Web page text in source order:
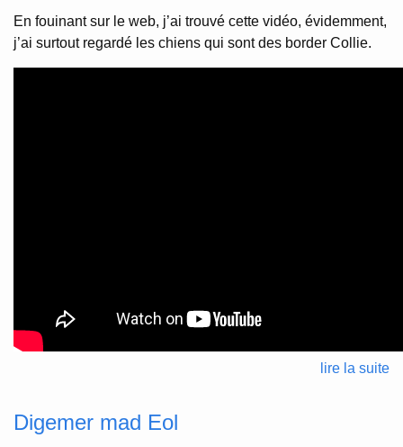
En fouinant sur le web, j’ai trouvé cette vidéo, évidemment,
j’ai surtout regardé les chiens qui sont des border Collie.
lire la suite
Digemer mad Eol